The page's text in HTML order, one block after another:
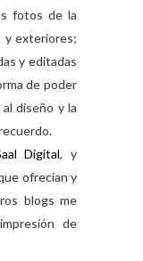
fotos de la
y exteriores;
y editadas
de poder
diseño y la
Digital, y
ofrecían y
blogs me
de